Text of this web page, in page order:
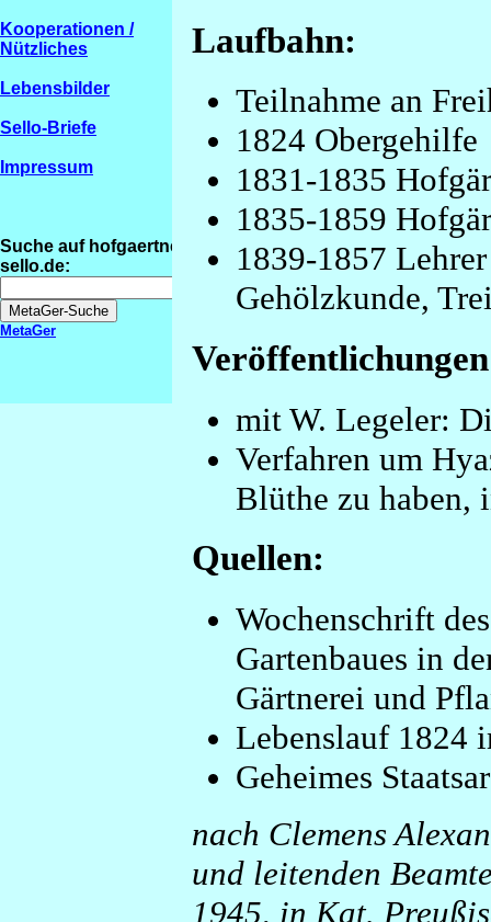
Kooperationen /
Nützliches
Lebensbilder
Sello-Briefe
Impressum
Suche auf hofgaertner-
sello.de:
MetaGer
Laufbahn:
Teilnahme an
1824 Obergehilfe
1831-1835
1835-1859
1839-1857
Gehölzkunde,
mit W. Legeler:
Verfahren um
Blüthe zu haben,
Quellen:
Wochenschrift
Gartenbaues in
Gärtnerei und
Lebenslauf 1824
Geheimes
nach Clemens
und leitenden
1945, in Kat.